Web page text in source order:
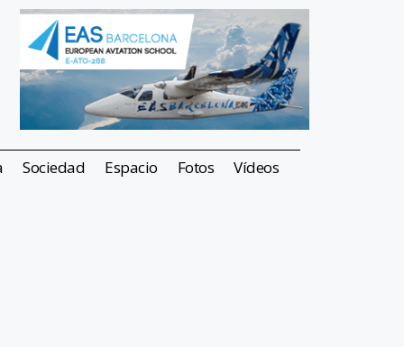
Sociedad Espacio Fotos Vídeos